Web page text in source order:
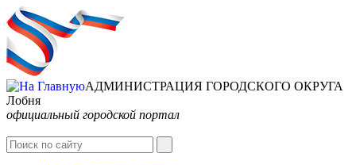
АДМИНИСТРАЦИЯ ГОРОДСКОГО ОКРУГА
Лобня
официальный городской портал